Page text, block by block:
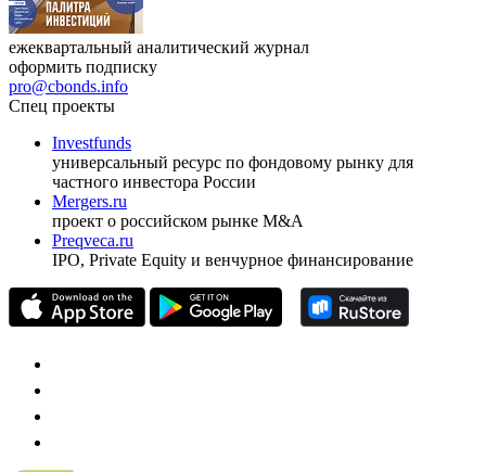
ежеквартальный аналитический журнал
оформить подписку
pro@cbonds.info
Спец проекты
Investfunds
универсальный ресурс по фондовому рынку для
частного инвестора России
Mergers.ru
проект о российском рынке M&A
Preqveca.ru
IPO, Private Equity и венчурное финансирование